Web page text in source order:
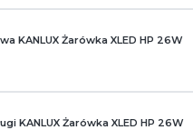
KANLUX Żarówka XLED HP 26W
KANLUX Żarówka XLED HP 26W